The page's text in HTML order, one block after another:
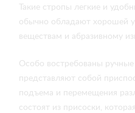
Такие стропы легкие и
обычно обладают хорошей
веществам и абразивному
Особо востребованы
представляют собой
подъема и перемещения
состоят из присоски,